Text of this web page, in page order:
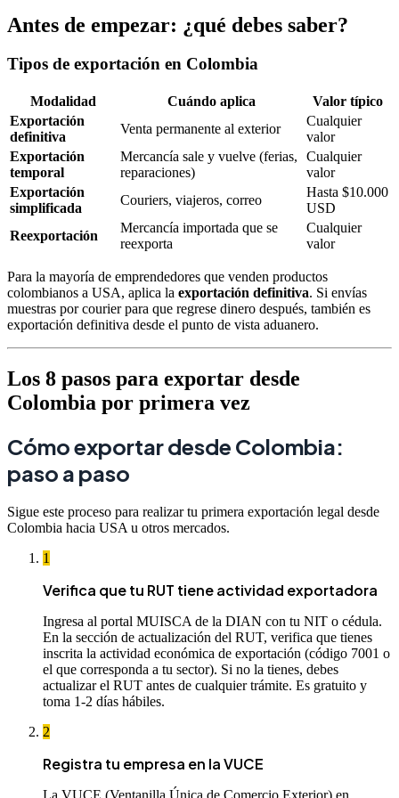
Antes de empezar: ¿qué debes saber?
Tipos de exportación en Colombia
Modalidad Cuándo aplica
Valor típico
Exportación
definitiva
Venta permanente al exterior
Cualquier
valor
Exportación
temporal
Mercancía sale y vuelve (ferias,
reparaciones)
Cualquier
valor
Exportación
simplificada
Couriers, viajeros, correo
Hasta $10.000
USD
Reexportación
Mercancía importada que se
reexporta
Cualquier
valor
Para la mayoría de emprendedores que venden productos
colombianos a USA, aplica la exportación definitiva. Si envías
muestras por courier para que regrese dinero después, también es
exportación definitiva desde el punto de vista aduanero.
Los 8 pasos para exportar desde
Colombia por primera vez
Cómo exportar desde Colombia:
paso a paso
Sigue este proceso para realizar tu primera exportación legal desde
Colombia hacia USA u otros mercados.
1
Verifica que tu RUT tiene actividad exportadora
Ingresa al portal MUISCA de la DIAN con tu NIT o cédula.
En la sección de actualización del RUT, verifica que tienes
inscrita la actividad económica de exportación (código 7001 o
el que corresponda a tu sector). Si no la tienes, debes
actualizar el RUT antes de cualquier trámite. Es gratuito y
toma 1-2 días hábiles.
2
Registra tu empresa en la VUCE
La VUCE (Ventanilla Única de Comercio Exterior) en